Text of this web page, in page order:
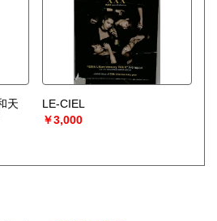
LE-CIEL
￥3,000